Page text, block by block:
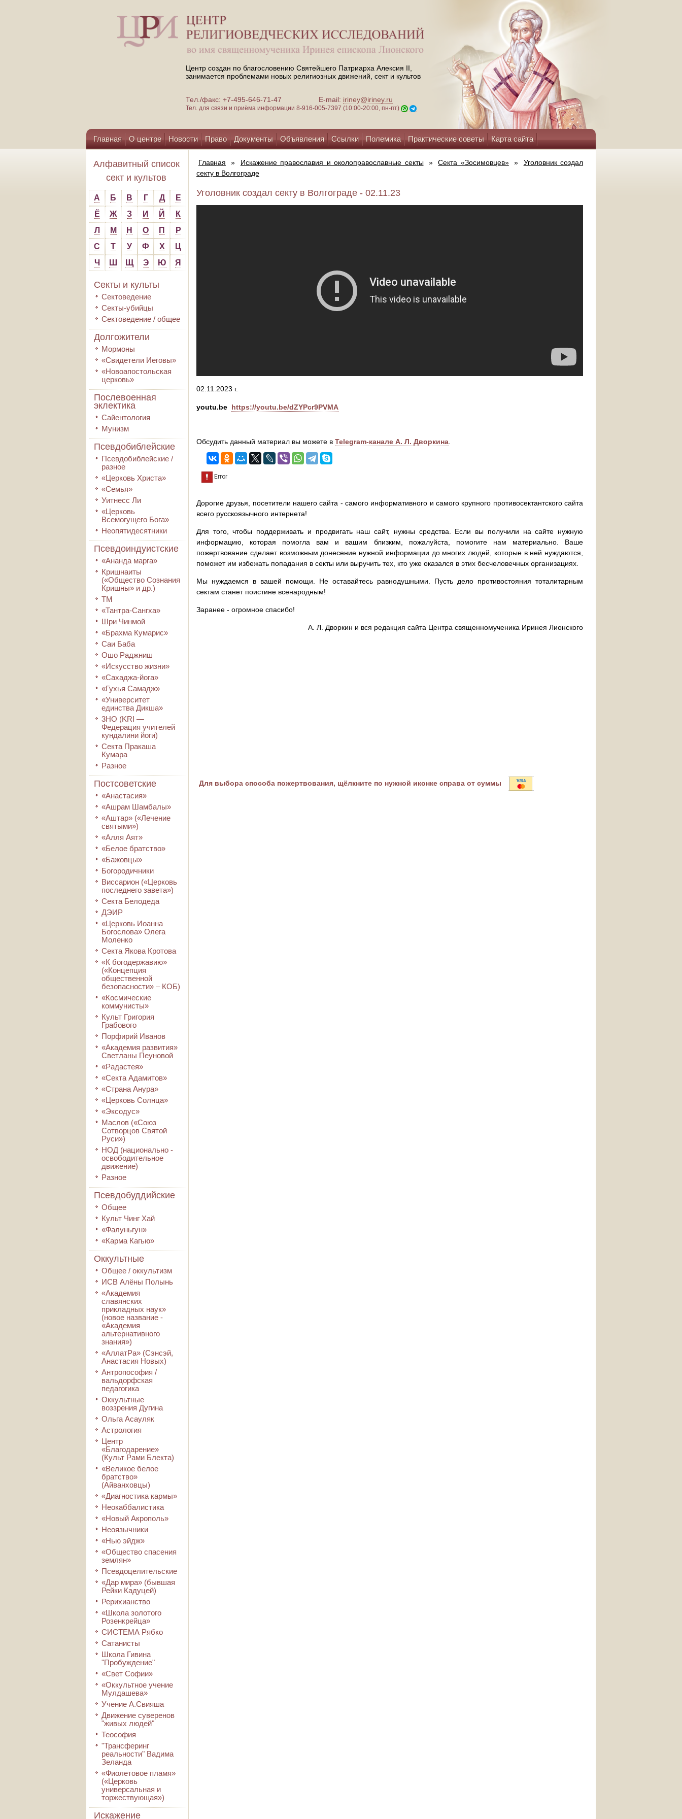
Центр создан по благословению Святейшего Патриарха Алексия II,
занимается проблемами новых религиозных движений, сект и культов
Тел./факс: +7-495-646-71-47 E-mail: iriney@iriney.ru
Тел. для связи и приёма информации 8-916-005-7397 (10:00-20:00, пн-пт)
Главная О центре Новости Право Документы Объявления Ссылки Полемика Практические советы Карта сайта
Помощь центру
Алфавитный список
сект и культов
А Б В Г Д
Е
Ё
Ж З И Й
К
Л
М Н О П
Р
С
Т У Ф Х
Ц
Ч
Ш Щ Э Ю Я
Секты и культы
Сектоведение
Секты-убийцы
Сектоведение / общее
Долгожители
Мормоны
«Свидетели Иеговы»
«Новоапостольская
церковь»
Послевоенная
эклектика
Сайентология
Мунизм
Псевдобиблейские
Псевдобиблейские /
разное
«Церковь Христа»
«Семья»
Уитнесс Ли
«Церковь
Всемогущего Бога»
Неопятидесятники
Псевдоиндуистские
«Ананда марга»
Кришнаиты
(«Общество Сознания
Кришны» и др.)
ТМ
«Тантра-Сангха»
Шри Чинмой
«Брахма Кумарис»
Саи Баба
Ошо Раджниш
«Искусство жизни»
«Сахаджа-йога»
«Гухья Самадж»
«Университет
единства Дикша»
3HO (KRI ―
Федерация учителей
кундалини йоги)
Секта Пракаша
Кумара
Разное
Постсоветские
«Анастасия»
«Ашрам Шамбалы»
«Аштар» («Лечение
святыми»)
«Алля Аят»
«Белое братство»
«Бажовцы»
Богородичники
Виссарион («Церковь
последнего завета»)
Секта Белодеда
ДЭИР
«Церковь Иоанна
Богослова» Олега
Моленко
Секта Якова Кротова
«К богодержавию»
(«Концепция
общественной
безопасности» – КОБ)
«Космические
коммунисты»
Культ Григория
Грабового
Порфирий Иванов
«Академия развития»
Светланы Пеуновой
«Радастея»
«Секта Адамитов»
«Страна Анура»
«Церковь Солнца»
«Эксодус»
Маслов («Союз
Сотворцов Святой
Руси»)
НОД (национально -
освободительное
движение)
Разное
Псевдобуддийские
Общее
Культ Чинг Хай
«Фалуньгун»
«Карма Кагью»
Оккультные
Общее / оккультизм
ИСВ Алёны Полынь
«Академия
славянских
прикладных наук»
(новое название -
«Академия
альтернативного
знания»)
«АллатРа» (Сэнсэй,
Анастасия Новых)
Антропософия /
вальдорфская
педагогика
Оккультные
воззрения Дугина
Ольга Асауляк
Астрология
Центр
«Благодарение»
(Культ Рами Блекта)
«Великое белое
братство»
(Айванховцы)
«Диагностика кармы»
Неокаббалистика
«Новый Акрополь»
Неоязычники
«Нью эйдж»
«Общество спасения
землян»
Псевдоцелительские
«Дар мира» (бывшая
Рейки Кадуцей)
Рерихианство
«Школа золотого
Розенкрейца»
СИСТЕМА Рябко
Сатанисты
Школа Гивина
"Пробуждение"
«Свет Софии»
«Оккультное учение
Мулдашева»
Учение А.Свияша
Движение суверенов
"живых людей"
Теософия
"Трансферинг
реальности" Вадима
Зеланда
«Фиолетовое пламя»
(«Церковь
универсальная и
торжествующая»)
Искажение
Главная » Искажение православия и околоправославные секты » Секта «Зосимовцев» »
Уголовник создал
секту в Волгограде
Уголовник создал секту в Волгограде - 02.11.23
02.11.2023 г.
youtu.be https://youtu.be/dZYPcr9PVMA
Обсудить данный материал вы можете в Telegram-канале А. Л. Дворкина
Дорогие друзья, посетители нашего сайта - самого информативного и самого крупного противосектантского сайта
всего русскоязычного интернета!
Для того, чтобы поддерживать и продвигать наш сайт, нужны средства. Если вы получили на сайте нужную
информацию, которая помогла вам и вашим близким, пожалуйста, помогите нам материально. Ваше
пожертвование сделает возможным донесение нужной информации до многих людей, которые в ней нуждаются,
поможет им избежать попадания в секты или выручить тех, кто уже оказался в этих бесчеловечных организациях.
Мы нуждаемся в вашей помощи. Не оставайтесь равнодушными. Пусть дело противостояния тоталитарным
сектам станет поистине всенародным!
Заранее - огромное спасибо!
А. Л. Дворкин и вся редакция сайта Центра священномученика Иринея Лионского
Для выбора способа пожертвования, щёлкните по нужной иконке справа от суммы